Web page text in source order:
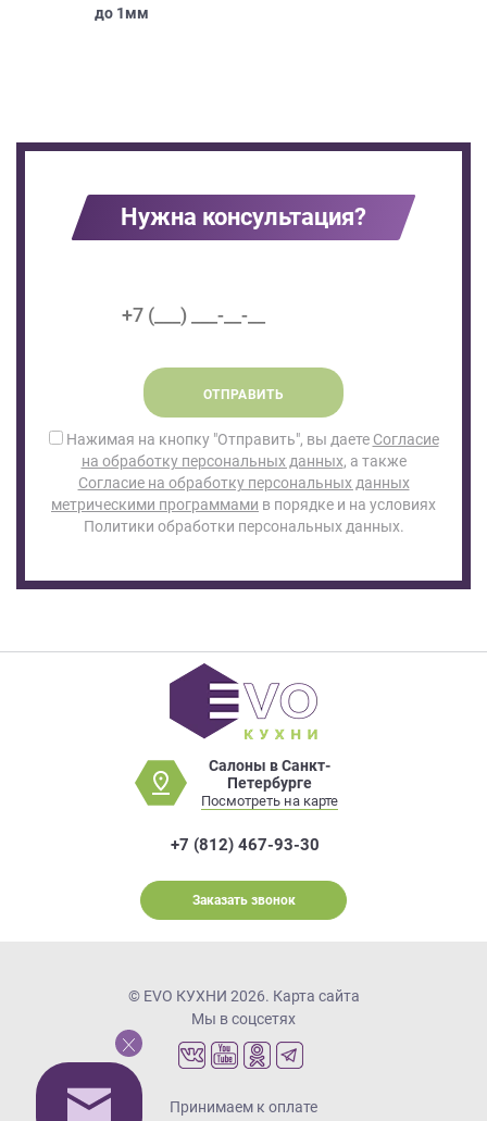
до 1мм
Нужна консультация?
ОТПРАВИТЬ
Нажимая на кнопку "Отправить", вы даете Согласие
на обработку персональных данных, а также
Согласие на обработку персональных данных
метрическими программами в порядке и на условиях
Политики обработки персональных данных.
Салоны в Санкт-
Петербурге
Посмотреть на карте
+7 (812) 467-93-30
Заказать звонок
© EVO КУХНИ 2026. Карта сайта
Мы в соцсетях
Принимаем к оплате